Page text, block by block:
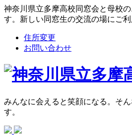
神奈川県立多摩高校同窓会と母校
す。新しい同窓生の交流の場にご利
住所変更
お問い合わせ
みんなに会えると笑顔になる。そ
す。